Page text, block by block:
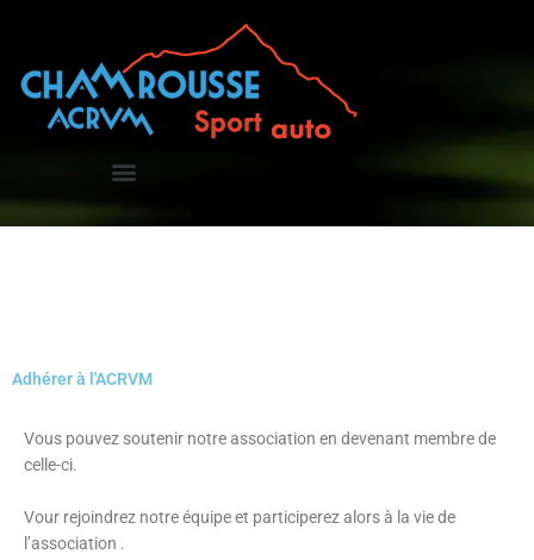
Adhérer à l'ACRVM
Vous pouvez soutenir notre association en devenant membre de
celle-ci.
Vour rejoindrez notre équipe et participerez alors à la vie de
l’association .